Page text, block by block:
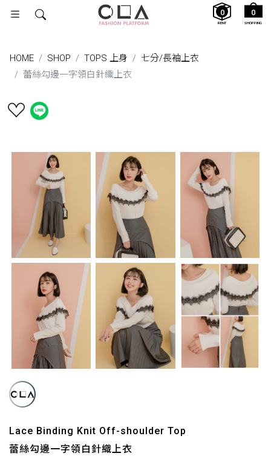
SHOPPING
0
RENT
0
HOME SHOP TOPS 上身
七分/長袖上衣
蕾絲勾邊一字領白針織上衣
Lace Binding Knit Off-shoulder Top
蕾絲勾邊一字領白針織上衣